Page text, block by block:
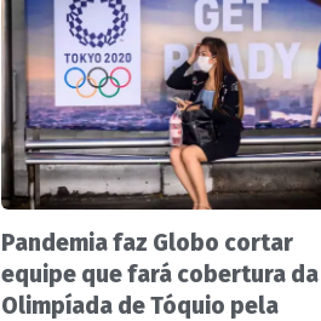
Pandemia faz Globo cortar
equipe que fará cobertura da
Olimpíada de Tóquio pela